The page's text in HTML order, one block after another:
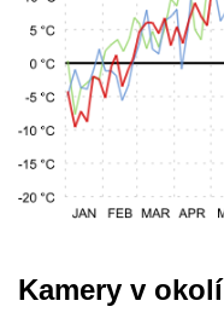
Kamery v okolí